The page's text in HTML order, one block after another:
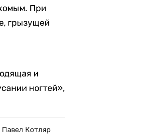
При
грызущей
и
ногтей»,
Павел Котляр